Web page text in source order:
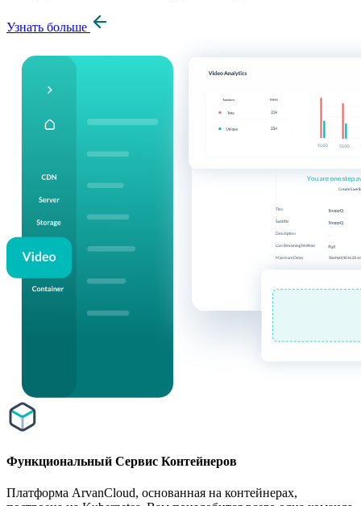
Узнать больше
Функциональный Сервис Контейнеров
Платформа ArvanCloud, основанная на контейнерах,